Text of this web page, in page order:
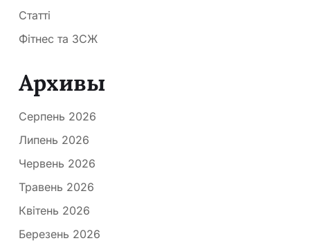
Статті
Фітнес та ЗСЖ
Архивы
Серпень 2026
Липень 2026
Червень 2026
Травень 2026
Квітень 2026
Березень 2026